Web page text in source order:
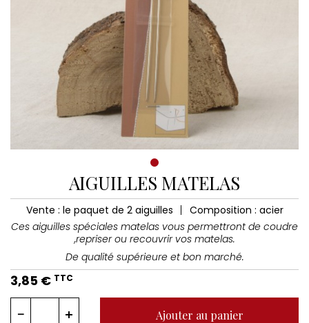
AIGUILLES MATELAS
Vente : le paquet de 2 aiguilles
Composition : acier
Ces aiguilles spéciales matelas vous permettront de coudre
,repriser ou recouvrir vos matelas.
De qualité supérieure et bon marché.
3,85 € TTC
Ajouter au panier